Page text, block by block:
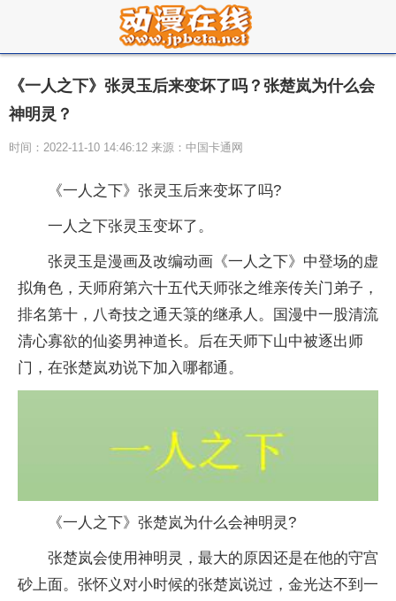
《一人之下》张灵玉后来变坏了吗？张楚岚为什么会
神明灵？
时间：2022-11-10 14:46:12 来源：中国卡通网
《一人之下》张灵玉后来变坏了吗?
一人之下张灵玉变坏了。
张灵玉是漫画及改编动画《一人之下》中登场的虚
拟角色，天师府第六十五代天师张之维亲传关门弟子，
排名第十，八奇技之通天箓的继承人。国漫中一股清流
清心寡欲的仙姿男神道长。后在天师下山中被逐出师
门，在张楚岚劝说下加入哪都通。
《一人之下》张楚岚为什么会神明灵?
张楚岚会使用神明灵，最大的原因还是在他的守宫
砂上面。张怀义对小时候的张楚岚说过，金光达不到一